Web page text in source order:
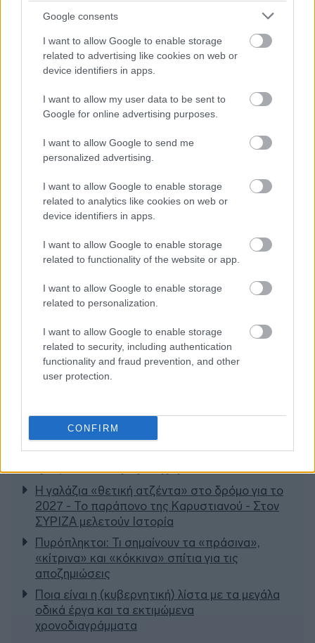
Google consents
I want to allow Google to enable storage
related to advertising like cookies on web or
device identifiers in apps.
I want to allow my user data to be sent to
Google for online advertising purposes.
I want to allow Google to send me
personalized advertising.
I want to allow Google to enable storage
related to analytics like cookies on web or
device identifiers in apps.
I want to allow Google to enable storage
related to functionality of the website or app.
I want to allow Google to enable storage
related to personalization.
I want to allow Google to enable storage
related to security, including authentication
functionality and fraud prevention, and other
user protection.
CONFIRM
πρώτοι όλες τιςειδήσειςαπό την Ελλάδα και τον κόσμο.
Η γαλάζια «θετική ατζέντα» στο δρόμο για το
2027 - Το παράπονο της Καρυστιανού - Στον
ΣΥΡΙΖΑ μελετούν Ιστορία
Πυρόπληκτοι: Τι σημαίνουν τα «πράσινα»,
«κίτρινα» και «κόκκινα» σπίτια για τις
αποζημιώσεις
Ποια είναι η (κυβερνητική) λίστα με τα μεγάλα
οδικά έργα και τα εκτιμώμενα
χρονοδιαγράμματα